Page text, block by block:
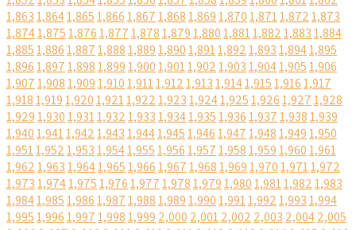
1,8631,8641,8651,8661,8671,8681,8691,8701,8711,8721,873
1,8741,8751,8761,8771,8781,8791,8801,8811,8821,8831,884
1,8851,8861,8871,8881,8891,8901,8911,8921,8931,8941,895
1,8961,8971,8981,8991,9001,9011,9021,9031,9041,9051,906
1,9071,9081,9091,9101,9111,9121,9131,9141,9151,9161,917
1,9181,9191,9201,9211,9221,9231,9241,9251,9261,9271,928
1,9291,9301,9311,9321,9331,9341,9351,9361,9371,9381,939
1,9401,9411,9421,9431,9441,9451,9461,9471,9481,9491,950
1,9511,9521,9531,9541,9551,9561,9571,9581,9591,9601,961
1,9621,9631,9641,9651,9661,9671,9681,9691,9701,9711,972
1,9731,9741,9751,9761,9771,9781,9791,9801,9811,9821,983
1,9841,9851,9861,9871,9881,9891,9901,9911,9921,9931,994
1,9951,9961,9971,9981,999 2,000 2,0012,002 2,003 2,0042,005